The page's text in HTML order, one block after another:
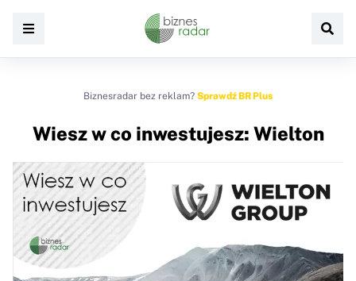
Biznesradar bez reklam? Sprawdź BR Plus
Wiesz w co inwestujesz: Wielton